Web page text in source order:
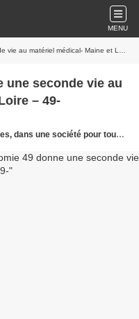
MENU
matériel médical- Maine et Loire – 49-
une seconde vie au
– 49-
une société pour tous les âges